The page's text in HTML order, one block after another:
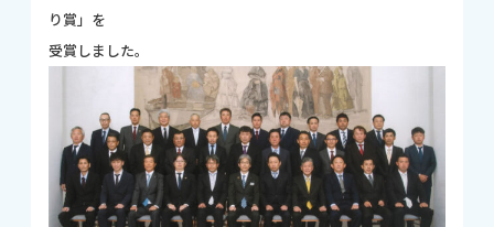
り賞」を
受賞しました。